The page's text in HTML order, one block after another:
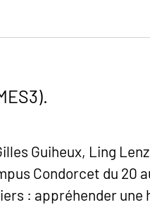
Guiheux, Ling
Condorcet du 20
: appréhender une